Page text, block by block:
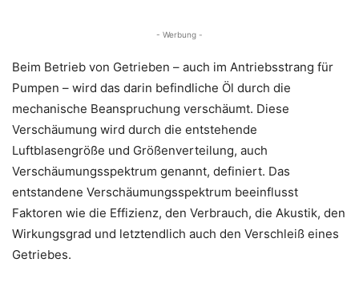
- Werbung -
Beim Betrieb von Getrieben – auch im Antriebsstrang für
Pumpen – wird das darin befindliche Öl durch die
mechanische Beanspruchung verschäumt. Diese
Verschäumung wird durch die entstehende
Luftblasengröße und Größenverteilung, auch
Verschäumungsspektrum genannt, definiert. Das
entstandene Verschäumungsspektrum beeinflusst
Faktoren wie die Effizienz, den Verbrauch, die Akustik, den
Wirkungsgrad und letztendlich auch den Verschleiß eines
Getriebes.